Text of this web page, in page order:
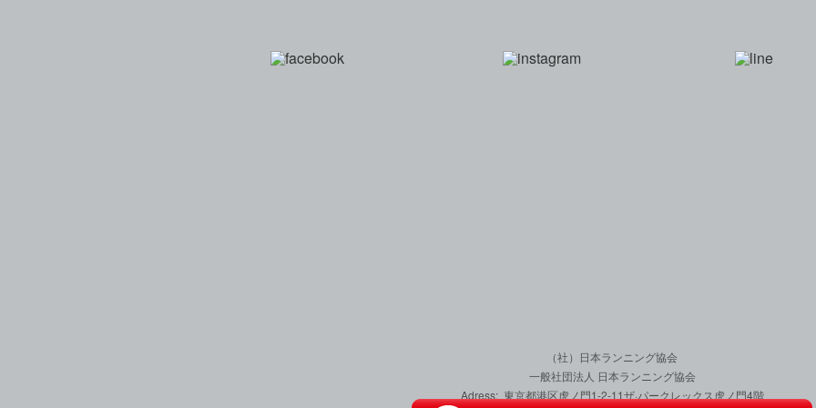
（社）日本ランニング協会
一般社団法人 日本ランニング協会
Adress: 東京都港区虎ノ門1-2-11ザ·パークレックス虎ノ門4階